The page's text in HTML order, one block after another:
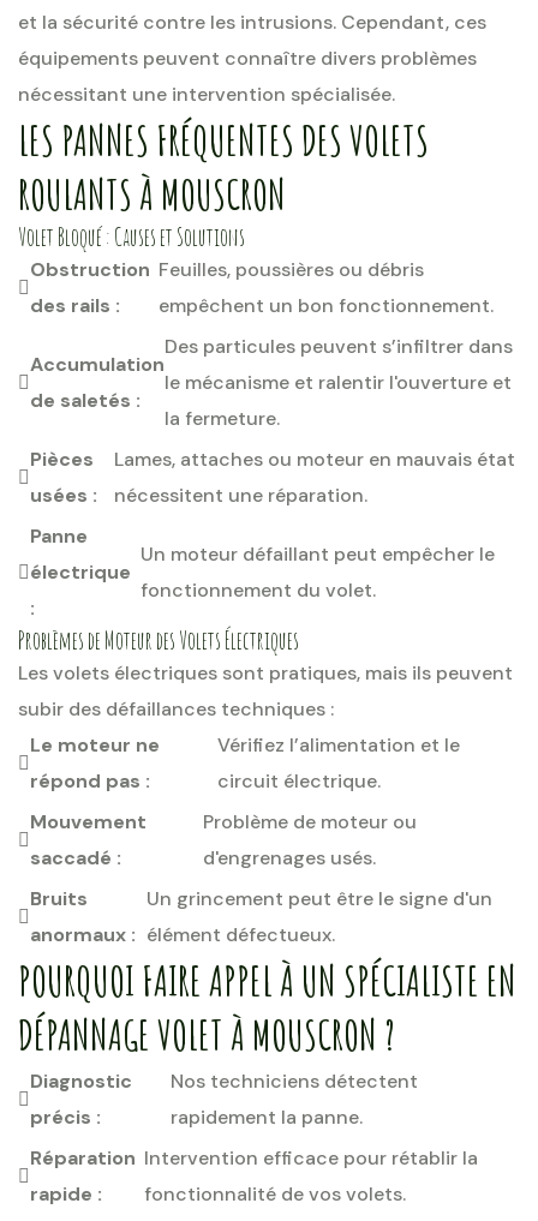
et la sécurité contre les intrusions. Cependant, ces
équipements peuvent connaître divers problèmes
nécessitant une intervention spécialisée.
LES PANNES FRÉQUENTES DES VOLETS
ROULANTS À MOUSCRON
Volet Bloqué : Causes et Solutions
Obstruction
des rails :
Feuilles, poussières ou débris
empêchent un bon fonctionnement.
Accumulation
de saletés :
Des particules peuvent s’infiltrer dans
le mécanisme et ralentir l'ouverture et
la fermeture.
Pièces
usées :
Lames, attaches ou moteur en mauvais état
nécessitent une réparation.
Panne
électrique
:
Un moteur défaillant peut empêcher le
fonctionnement du volet.
Problèmes de Moteur des Volets Électriques
Les volets électriques sont pratiques, mais ils peuvent
subir des défaillances techniques :
Le moteur ne
répond pas :
Vérifiez l’alimentation et le
circuit électrique.
Mouvement
saccadé :
Problème de moteur ou
d'engrenages usés.
Bruits
anormaux :
Un grincement peut être le signe d'un
élément défectueux.
POURQUOI FAIRE APPEL À UN SPÉCIALISTE EN
DÉPANNAGE VOLET À MOUSCRON ?
Diagnostic
précis :
Nos techniciens détectent
rapidement la panne.
Réparation
rapide :
Intervention efficace pour rétablir la
fonctionnalité de vos volets.